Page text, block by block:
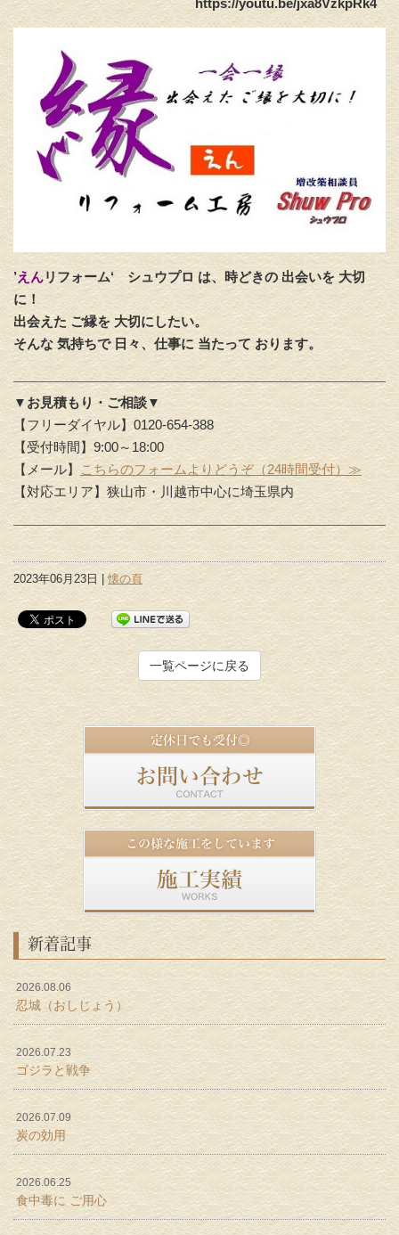
’えんリフォーム‘シュウプロ は、時どきの 出会いを 大切
に！
出会えた ご縁を 大切にしたい。
そんな 気持ちで 日々、仕事に 当たって おります。
▼お見積もり・ご相談▼
【フリーダイヤル】0120-654-388
【受付時間】9:00～18:00
【メール】
こちらのフォームよりどうぞ（24時間受付）≫
【対応エリア】狭山市・川越市中心に埼玉県内
2023年06月23日 |懐の頁
一覧ページに戻る
新着記事
2026.08.06
忍城（おしじょう）
2026.07.23
ゴジラと戦争
2026.07.09
炭の効用
2026.06.25
食中毒に ご用心